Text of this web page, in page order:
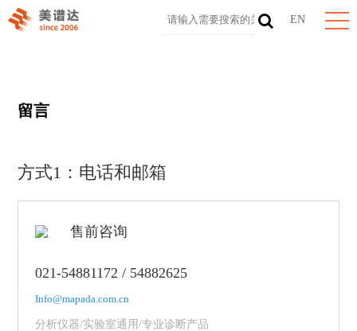
EN
留言
方式1：电话和邮箱
售前咨询
021-54881172 / 54882625
Info@mapada.com.cn
分析仪器/实验室通用/专业诊断产品